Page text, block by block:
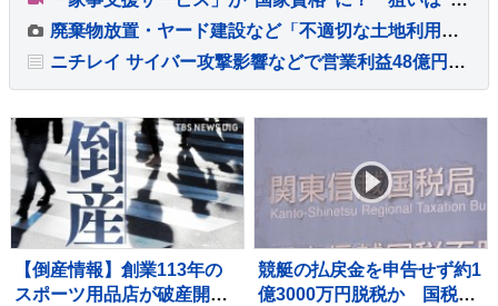
廃棄物放置・ヤード建設など「不適切な土地利用」 国交省が提言とりまとめ 法改正も視野
ニチレイ サイバー攻撃影響などで営業利益48億円下押しの見通し 7月発生のシステム障害で販売落ち込み 今年度の利益見込み発表
【倒産情報】創業113年の
スポーツ用品店が破産開始
競艇の払戻金を申告せず約1
億3000万円脱税か 国税職